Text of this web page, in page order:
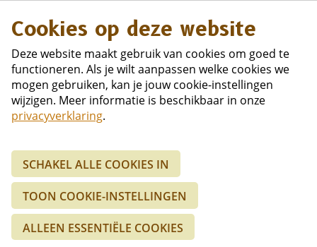
OP ZOEK NAAR
COLLEGA'S
Cookies op deze website
Deze website maakt gebruik van cookies om goed te
functioneren. Als je wilt aanpassen welke cookies we
mogen gebruiken, kan je jouw cookie-instellingen
wijzigen. Meer informatie is beschikbaar in onze
privacyverklaring.
SCHAKEL ALLE COOKIES IN
TOON COOKIE-INSTELLINGEN
ALLEEN ESSENTIËLE COOKIES